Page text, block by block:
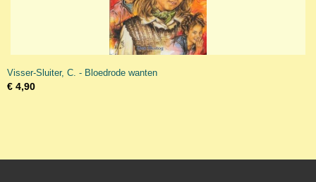
Visser-Sluiter, C. - Bloedrode wanten
€ 4,90